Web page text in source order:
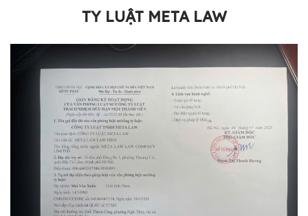
TY LUẬT META LAW